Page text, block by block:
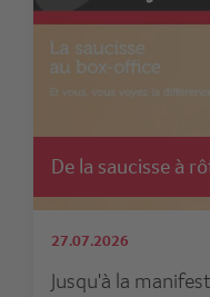
De la saucisse à
27.07.2026
Jusqu'à la